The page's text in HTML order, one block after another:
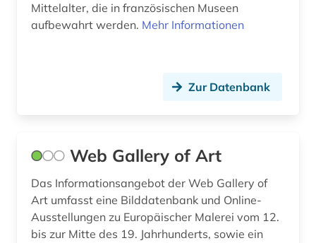
Mittelalter, die in französischen Museen
aufbewahrt werden. Mehr Informationen
Zur Datenbank
Web Gallery of Art
Das Informationsangebot der Web Gallery of
Art umfasst eine Bilddatenbank und Online-
Ausstellungen zu Europäischer Malerei vom 12.
bis zur Mitte des 19. Jahrhunderts, sowie ein